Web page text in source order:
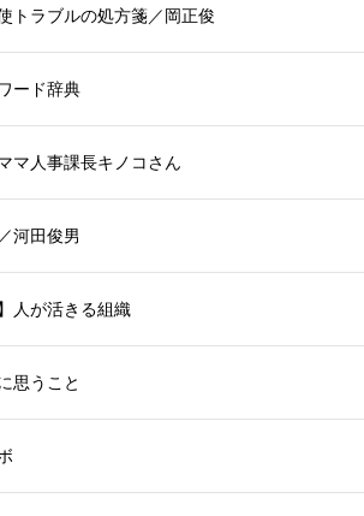
トラブルの処方箋／岡正俊
ード辞典
マ人事課長キノコさん
河田俊男
人が活きる組織
思うこと